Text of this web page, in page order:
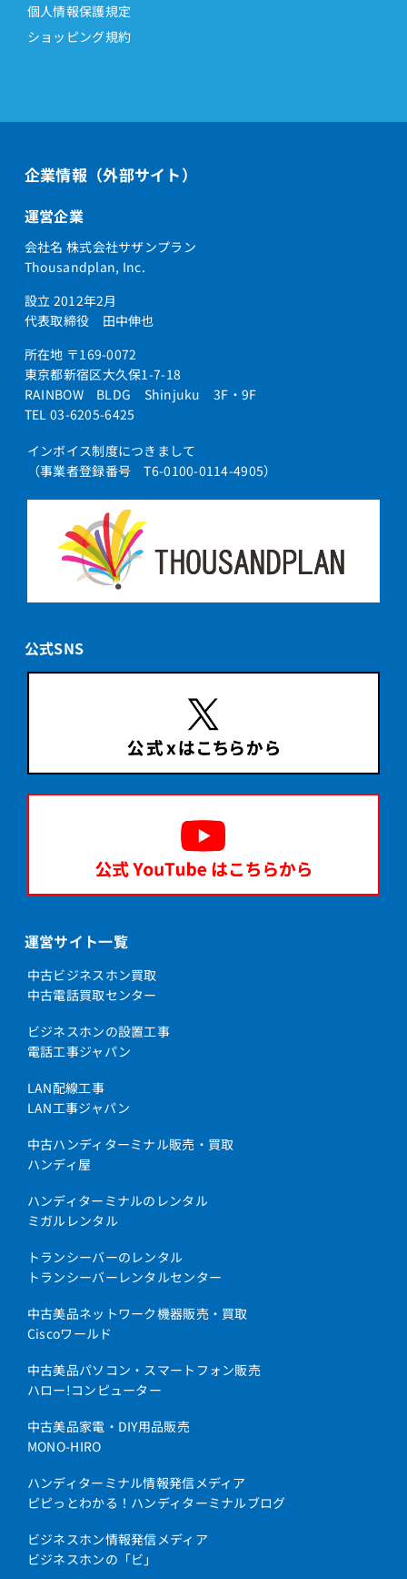
個人情報保護規定
ショッピング規約
企業情報（外部サイト）
運営企業
会社名 株式会社サザンプラン
Thousandplan, Inc.
設立 2012年2月
代表取締役 田中伸也
所在地 〒169-0072
東京都新宿区大久保1-7-18
RAINBOW BLDG Shinjuku 3F・9F
TEL 03-6205-6425
インボイス制度につきまして
（事業者登録番号 T6-0100-0114-4905）
公式SNS
運営サイト一覧
中古ビジネスホン買取
中古電話買取センター
ビジネスホンの設置工事
電話工事ジャパン
LAN配線工事
LAN工事ジャパン
中古ハンディターミナル販売・買取
ハンディ屋
ハンディターミナルのレンタル
ミガルレンタル
トランシーバーのレンタル
トランシーバーレンタルセンター
中古美品ネットワーク機器販売・買取
Ciscoワールド
中古美品パソコン・スマートフォン販売
ハロー!コンピューター
中古美品家電・DIY用品販売
MONO-HIRO
ハンディターミナル情報発信メディア
ピピっとわかる！ハンディターミナルブログ
ビジネスホン情報発信メディア
ビジネスホンの「ビ」